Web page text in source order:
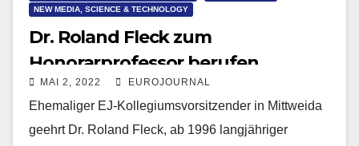
NEW MEDIA, SCIENCE & TECHNOLOGY
Dr. Roland Fleck zum
Honorarprofessor berufen
MAI 2, 2022 EUROJOURNAL
Ehemaliger EJ-Kollegiumsvorsitzender in Mittweida
geehrt Dr. Roland Fleck, ab 1996 langjähriger